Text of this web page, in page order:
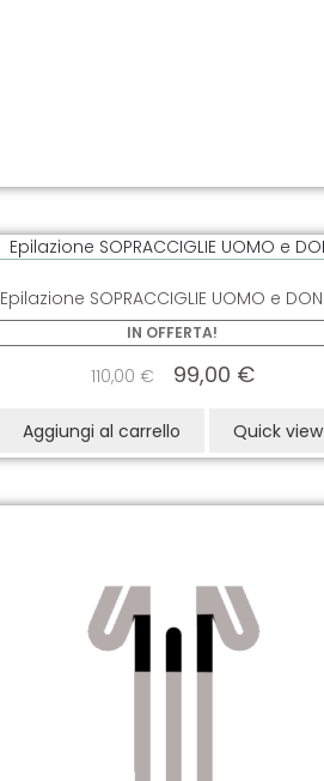
Epilazione SOPRACCIGLIE UOMO e
IN OFFERTA!
110,00 € 99,00 €
Aggiungi al carrello Quick view